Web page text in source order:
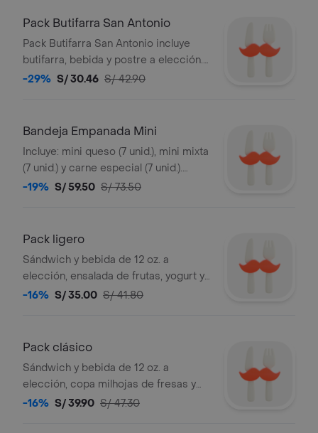
Pack Butifarra San Antonio
Pack Butifarra San Antonio incluye
butifarra, bebida y postre a elección.
La imagen muestra una butifarra con
-29% S/ 30.46 S/ 42.90
Bandeja Empanada Mini
Incluye: mini queso (7 unid.), mini mixta
(7 unid.) y carne especial (7 unid.).
(caliente)
-19% S/ 59.50 S/ 73.50
Pack ligero
Sándwich y bebida de 12 oz. a
elección, ensalada de frutas, yogurt y
tarjeta de dedicatoria.
-16% S/ 35.00 S/ 41.80
Pack clásico
Sándwich y bebida de 12 oz. a
elección, copa milhojas de fresas y
tarjeta de dedicatoria.
-16% S/ 39.90 S/ 47.30